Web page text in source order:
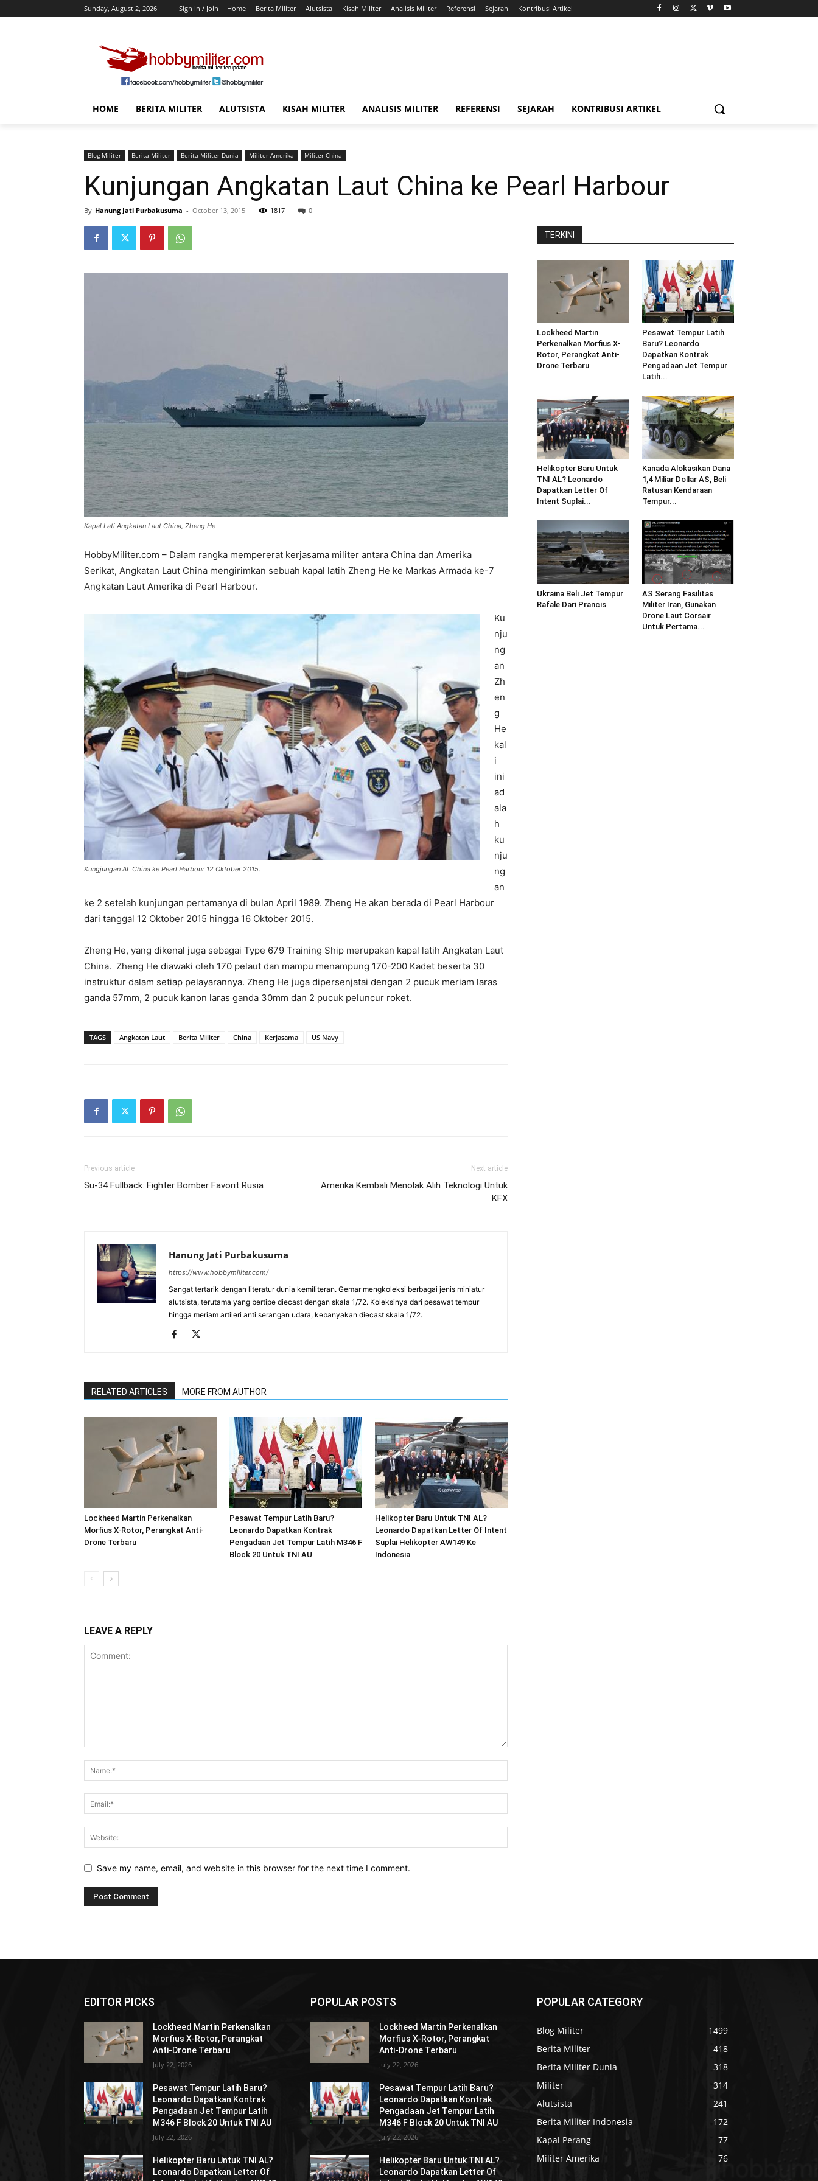
Sunday, August 2, 2026 Sign in / Join Home Berita Militer Alutsista Kisah Militer Analisis Militer Referensi Sejarah Kontribusi Artikel
HOME BERITA MILITER ALUTSISTA KISAH MILITER ANALISIS MILITER REFERENSI SEJARAH KONTRIBUSI ARTIKEL
Blog Militer Berita Militer Berita Militer Dunia Militer Amerika Militer China
Kunjungan Angkatan Laut China ke Pearl Harbour
By Hanung Jati Purbakusuma - October 13, 2015 1817 0
Kapal Lati Angkatan Laut China, Zheng He
HobbyMiliter.com – Dalam rangka mempererat kerjasama militer antara China dan Amerika
Serikat, Angkatan Laut China mengirimkan sebuah kapal latih Zheng He ke Markas Armada ke-7
Angkatan Laut Amerika di Pearl Harbour.
Kungjungan AL China ke Pearl Harbour 12 Oktober 2015.
Ku
nju
ng
an
Zh
en
g
He
kal
i
ini
ad
ala
h
ku
nju
ng
an
ke 2 setelah kunjungan pertamanya di bulan April 1989. Zheng He akan berada di Pearl Harbour
dari tanggal 12 Oktober 2015 hingga 16 Oktober 2015.
Zheng He, yang dikenal juga sebagai Type 679 Training Ship merupakan kapal latih Angkatan Laut
China. Zheng He diawaki oleh 170 pelaut dan mampu menampung 170-200 Kadet beserta 30
instruktur dalam setiap pelayarannya. Zheng He juga dipersenjatai dengan 2 pucuk meriam laras
ganda 57mm, 2 pucuk kanon laras ganda 30mm dan 2 pucuk peluncur roket.
TAGS Angkatan Laut Berita Militer China Kerjasama US Navy
Previous article
Su-34 Fullback: Fighter Bomber Favorit Rusia
Next article
Amerika Kembali Menolak Alih Teknologi Untuk
KFX
Hanung Jati Purbakusuma
https://www.hobbymiliter.com/
Sangat tertarik dengan literatur dunia kemiliteran. Gemar mengkoleksi berbagai jenis miniatur
alutsista, terutama yang bertipe diecast dengan skala 1/72. Koleksinya dari pesawat tempur
hingga meriam artileri anti serangan udara, kebanyakan diecast skala 1/72.
RELATED ARTICLES MORE FROM AUTHOR
Lockheed Martin Perkenalkan
Morfius X-Rotor, Perangkat Anti-
Drone Terbaru
Pesawat Tempur Latih Baru?
Leonardo Dapatkan Kontrak
Pengadaan Jet Tempur Latih M346 F
Block 20 Untuk TNI AU
Helikopter Baru Untuk TNI AL?
Leonardo Dapatkan Letter Of Intent
Suplai Helikopter AW149 Ke
Indonesia
LEAVE A REPLY
Save my name, email, and website in this browser for the next time I comment.
TERKINI
Lockheed Martin
Perkenalkan Morfius X-
Rotor, Perangkat Anti-
Drone Terbaru
Pesawat Tempur Latih
Baru? Leonardo
Dapatkan Kontrak
Pengadaan Jet Tempur
Latih...
Helikopter Baru Untuk
TNI AL? Leonardo
Dapatkan Letter Of
Intent Suplai...
Kanada Alokasikan Dana
1,4 Miliar Dollar AS, Beli
Ratusan Kendaraan
Tempur...
Ukraina Beli Jet Tempur
Rafale Dari Prancis
AS Serang Fasilitas
Militer Iran, Gunakan
Drone Laut Corsair
Untuk Pertama...
EDITOR PICKS
Lockheed Martin Perkenalkan
Morfius X-Rotor, Perangkat
Anti-Drone Terbaru
July 22, 2026
Pesawat Tempur Latih Baru?
Leonardo Dapatkan Kontrak
Pengadaan Jet Tempur Latih
M346 F Block 20 Untuk TNI AU
July 22, 2026
Helikopter Baru Untuk TNI AL?
Leonardo Dapatkan Letter Of
POPULAR POSTS
Lockheed Martin Perkenalkan
Morfius X-Rotor, Perangkat
Anti-Drone Terbaru
July 22, 2026
Pesawat Tempur Latih Baru?
Leonardo Dapatkan Kontrak
Pengadaan Jet Tempur Latih
M346 F Block 20 Untuk TNI AU
July 22, 2026
Helikopter Baru Untuk TNI AL?
Leonardo Dapatkan Letter Of
POPULAR CATEGORY
Blog Militer
1499
Berita Militer
418
Berita Militer Dunia
318
Militer
314
Alutsista
241
Berita Militer Indonesia
172
Kapal Perang
77
Militer Amerika
76